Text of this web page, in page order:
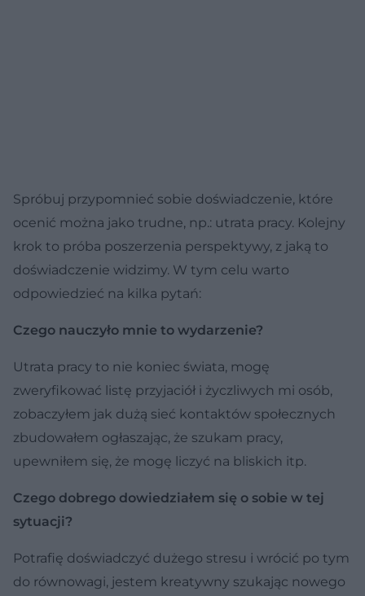
Spróbuj przypomnieć sobie doświadczenie, które
ocenić można jako trudne, np.: utrata pracy. Kolejny
krok to próba poszerzenia perspektywy, z jaką to
doświadczenie widzimy. W tym celu warto
odpowiedzieć na kilka pytań:
Czego nauczyło mnie to wydarzenie?
Utrata pracy to nie koniec świata, mogę
zweryfikować listę przyjaciół i życzliwych mi osób,
zobaczyłem jak dużą sieć kontaktów społecznych
zbudowałem ogłaszając, że szukam pracy,
upewniłem się, że mogę liczyć na bliskich itp.
Czego dobrego dowiedziałem się o sobie w tej
sytuacji?
Potrafię doświadczyć dużego stresu i wrócić po tym
do równowagi, jestem kreatywny szukając nowego